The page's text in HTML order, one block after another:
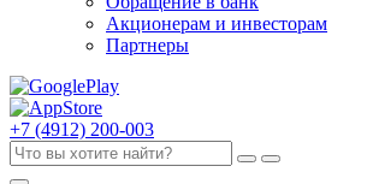
Акционерам и инвесторам
Партнеры
+7 (4912) 200-003